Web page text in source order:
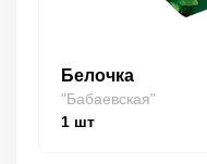
Белочка
"Бабаевская"
1 шт